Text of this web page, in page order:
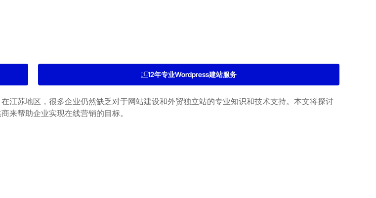
12年专业Wordpress建站服务
江苏地区，很多企业仍然缺乏对于网站建设和外贸独立站的专业知识和技术支持。本文将探讨
来帮助企业实现在线营销的目标。